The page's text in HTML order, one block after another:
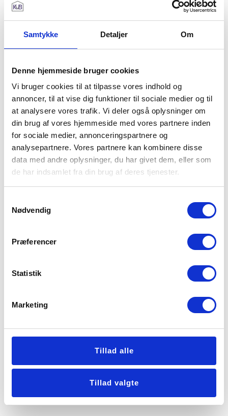
Samtykke Detaljer Om
Denne hjemmeside bruger cookies
Vi bruger cookies til at tilpasse vores indhold og
annoncer, til at vise dig funktioner til sociale medier og til
at analysere vores trafik. Vi deler også oplysninger om
din brug af vores hjemmeside med vores partnere inden
for sociale medier, annonceringspartnere og
analysepartnere. Vores partnere kan kombinere disse
data med andre oplysninger, du har givet dem, eller som
de har indsamlet fra din brug af deres tjenester.
Nødvendig
Præferencer
Statistik
Marketing
Tillad alle
Tillad valgte